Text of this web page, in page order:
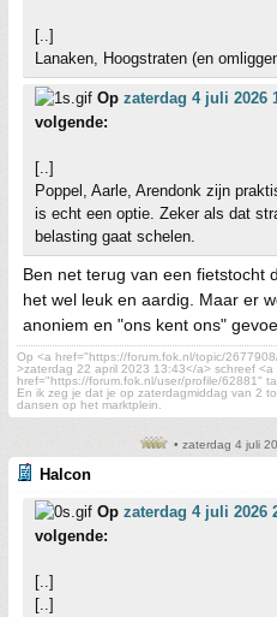
[..]
Lanaken, Hoogstraten (en
Op zaterdag 4 juli 2026
volgende:
[..]
Poppel, Aarle, Arendonk zijn
is echt een optie. Zeker als dat
belasting gaat schelen.
Ben net terug van een fietstocht
het wel leuk en aardig. Maar er
anoniem en "ons kent ons"
Op <a href="https://forum.fok.nl/topic/
>zaterdag 22 april 2023 13:43</a> schreef <a
href="https://forum.fok.nl/user/profile/62881"
En ik zeg je dat je op zaterdagmiddag van 2
dansen op het marktplein.
• zaterdag 4 juli
Halcon
Op zaterdag 4 juli 2026
volgende:
[..]
[..]